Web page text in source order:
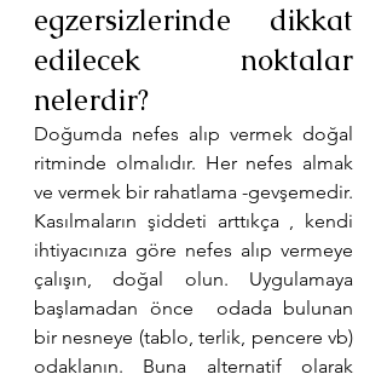
egzersizlerinde dikkat
edilecek noktalar
nelerdir?
Doğumda nefes alıp vermek doğal
ritminde olmalıdır. Her nefes almak
ve vermek bir rahatlama -gevşemedir.
Kasılmaların şiddeti arttıkça , kendi
ihtiyacınıza göre nefes alıp vermeye
çalışın, doğal olun. Uygulamaya
başlamadan önce  odada bulunan
bir nesneye (tablo, terlik, pencere vb)